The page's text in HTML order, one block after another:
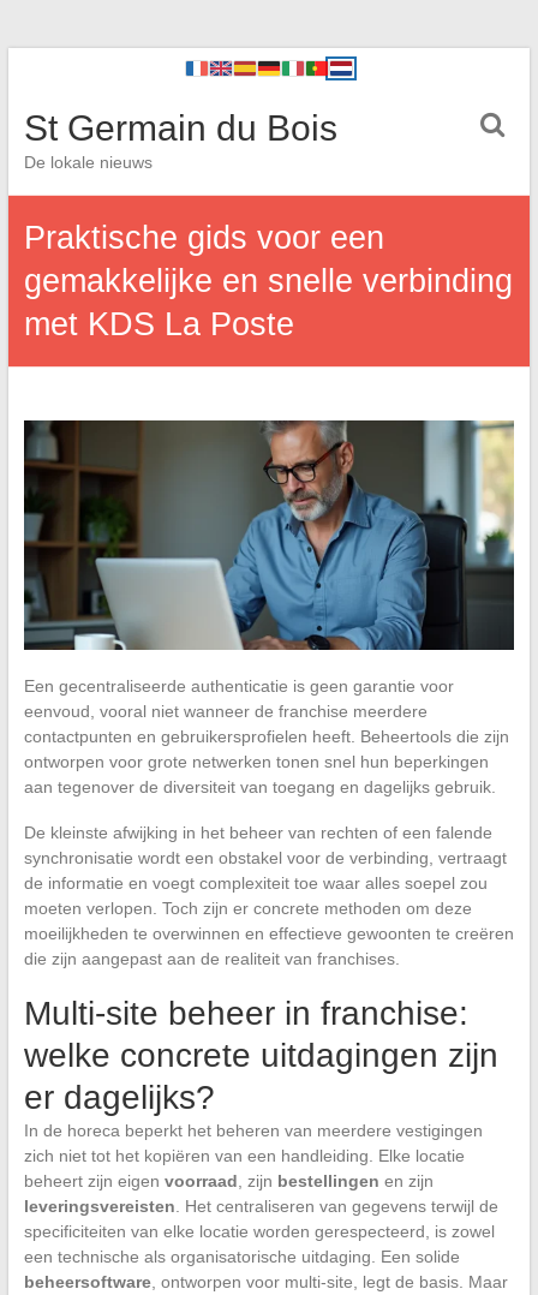
St Germain du Bois
De lokale nieuws
Praktische gids voor een
gemakkelijke en snelle verbinding
met KDS La Poste
Een gecentraliseerde authenticatie is geen garantie voor
eenvoud, vooral niet wanneer de franchise meerdere
contactpunten en gebruikersprofielen heeft. Beheertools die zijn
ontworpen voor grote netwerken tonen snel hun beperkingen
aan tegenover de diversiteit van toegang en dagelijks gebruik.
De kleinste afwijking in het beheer van rechten of een falende
synchronisatie wordt een obstakel voor de verbinding, vertraagt
de informatie en voegt complexiteit toe waar alles soepel zou
moeten verlopen. Toch zijn er concrete methoden om deze
moeilijkheden te overwinnen en effectieve gewoonten te creëren
die zijn aangepast aan de realiteit van franchises.
Multi-site beheer in franchise:
welke concrete uitdagingen zijn
er dagelijks?
In de horeca beperkt het beheren van meerdere vestigingen
zich niet tot het kopiëren van een handleiding. Elke locatie
beheert zijn eigen voorraad , zijn bestellingen en zijn
leveringsvereisten . Het centraliseren van gegevens terwijl de
specificiteiten van elke locatie worden gerespecteerd, is zowel
een technische als organisatorische uitdaging. Een solide
beheersoftware, ontworpen voor multi-site, legt de basis. Maar